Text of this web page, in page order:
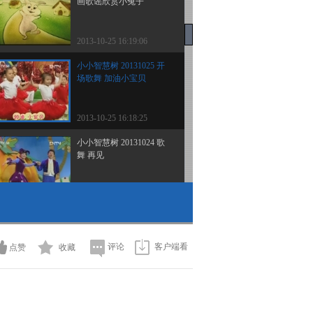
2013-10-25 16:19:06
小小智慧树 20131025 开
场歌舞 加油小宝贝
2013-10-25 16:18:25
小小智慧树 20131024 歌
舞 再见
2013-10-24 11:51:48
点赞 收藏 评论 客户端看